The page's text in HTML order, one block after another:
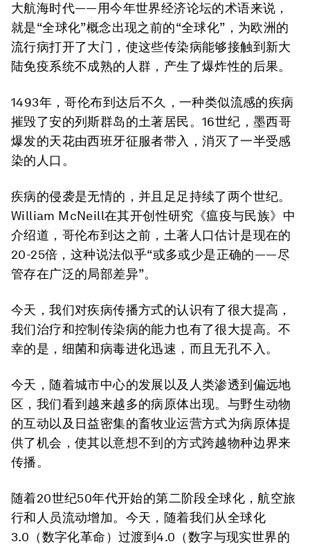
大航海时代——用今年世界经济论坛的术语来说，
就是“全球化”概念出现之前的“全球化”，为欧洲的
流行病打开了大门，使这些传染病能够接触到新大
陆免疫系统不成熟的人群，产生了爆炸性的后果。
1493年，哥伦布到达后不久，一种类似流感的疾病
摧毁了安的列斯群岛的土著居民。16世纪，墨西哥
爆发的天花由西班牙征服者带入，消灭了一半受感
染的人口。
疾病的侵袭是无情的，并且足足持续了两个世纪。
William McNeill在其开创性研究《瘟疫与民族》中
介绍道，哥伦布到达之前，土著人口估计是现在的
20-25倍，这种说法似乎“或多或少是正确的——尽
管存在广泛的局部差异”。
今天，我们对疾病传播方式的认识有了很大提高，
我们治疗和控制传染病的能力也有了很大提高。不
幸的是，细菌和病毒进化迅速，而且无孔不入。
今天，随着城市中心的发展以及人类渗透到偏远地
区，我们看到越来越多的病原体出现。与野生动物
的互动以及日益密集的畜牧业运营方式为病原体提
供了机会，使其以意想不到的方式跨越物种边界来
传播。
随着20世纪50年代开始的第二阶段全球化，航空旅
行和人员流动增加。今天，随着我们从全球化
3.0（数字化革命）过渡到4.0（数字与现实世界的